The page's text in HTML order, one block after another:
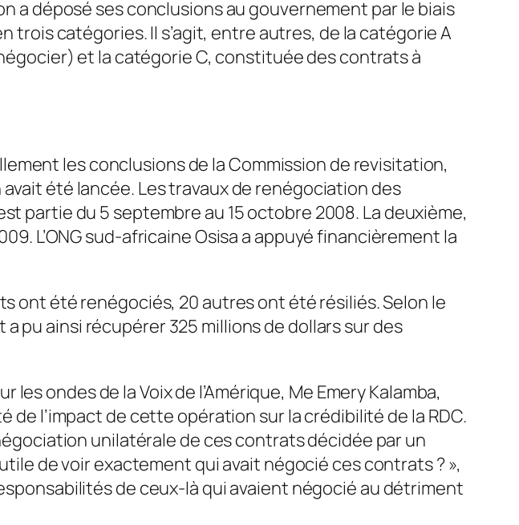
a déposé ses conclusions au gouvernement par le biais
catégories. Il s’agit, entre autres, de la catégorie A
et la catégorie C, constituée des contrats à
les conclusions de la Commission de revisitation,
été lancée. Les travaux de renégociation des
partie du 5 septembre au 15 octobre 2008. La deuxième,
L’ONG sud-africaine Osisa a appuyé financièrement la
ont été renégociés, 20 autres ont été résiliés. Selon le
pu ainsi récupérer 325 millions de dollars sur des
ondes de la Voix de l’Amérique, Me Emery Kalamba,
l’impact de cette opération sur la crédibilité de la RDC.
unilatérale de ces contrats décidée par un
de voir exactement qui avait négocié ces contrats ? »,
de ceux-là qui avaient négocié au détriment